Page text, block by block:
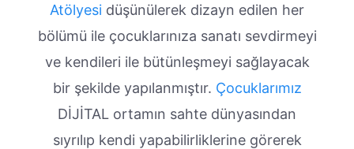
Atölyesi düşünülerek dizayn edilen her
bölümü ile çocuklarınıza sanatı sevdirmeyi
ve kendileri ile bütünleşmeyi sağlayacak
bir şekilde yapılanmıştır. Çocuklarımız
DİJİTAL ortamın sahte dünyasından
sıyrılıp kendi yapabilirliklerine görerek